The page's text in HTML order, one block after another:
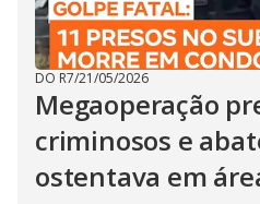
DO R7/21/05/2026
Megaoperação
criminosos e
ostentava em